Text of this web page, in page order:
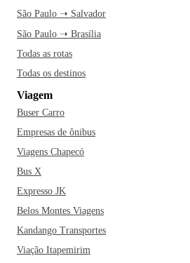
São Paulo ➝ Salvador
São Paulo ➝ Brasília
Todas as rotas
Todas os destinos
Viagem
Buser Carro
Empresas de ônibus
Viagens Chapecó
Bus X
Expresso JK
Belos Montes Viagens
Kandango Transportes
Viação Itapemirim